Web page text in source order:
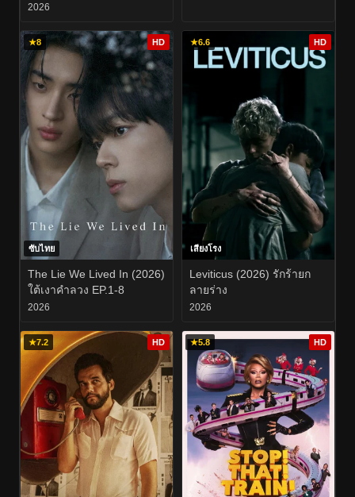
2026
★8 HD
ซับไทย
The Lie We Lived In (2026)
ใต้เงาคำลวง EP.1-8
2026
★6.6 HD
เสียงโรง
Leviticus (2026) รักร้ายก
ลายร่าง
2026
★7.2 HD ★5.8 HD